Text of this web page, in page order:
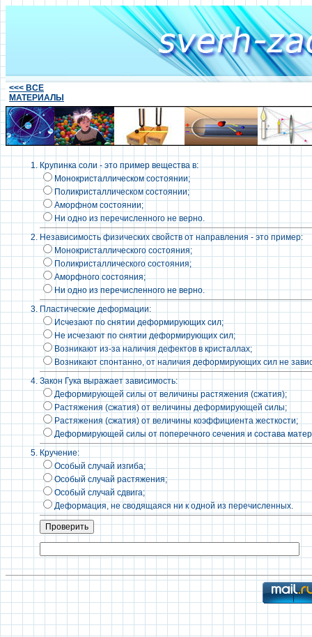
<<< ВСЕ
МАТЕРИАЛЫ
Крупинка соли - это пример вещества в:
Монокристаллическом состоянии;
Поликристаллическом состоянии;
Аморфном состоянии;
Ни одно из перечисленного не верно.
Независимость физических свойств от направления - это пример:
Монокристаллического состояния;
Поликристаллического состояния;
Аморфного состояния;
Ни одно из перечисленного не верно.
Пластические деформации:
Исчезают по снятии деформирующих сил;
Не исчезают по снятии деформирующих сил;
Возникают из-за наличия дефектов в кристаллах;
Возникают спонтанно, от наличия деформирующих сил не
Закон Гука выражает зависимость:
Деформирующей силы от величины растяжения (сжатия);
Растяжения (сжатия) от величины деформирующей силы;
Растяжения (сжатия) от величины коэффициента жесткости;
Деформирующей силы от поперечного сечения и состава
Кручение:
Особый случай изгиба;
Особый случай растяжения;
Особый случай сдвига;
Деформация, не сводящаяся ни к одной из перечисленных.